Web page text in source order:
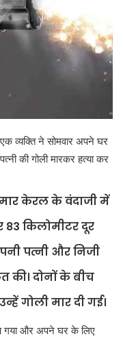
व्यक्ति ने सोमवार अपने घर
की गोली मारकर हत्या कर
केरल के वंदाजी में
किलोमीटर दूर
पत्नी और निजी
की। दोनों के बीच
गोली मार दी गई।
गया और अपने घर के लिए